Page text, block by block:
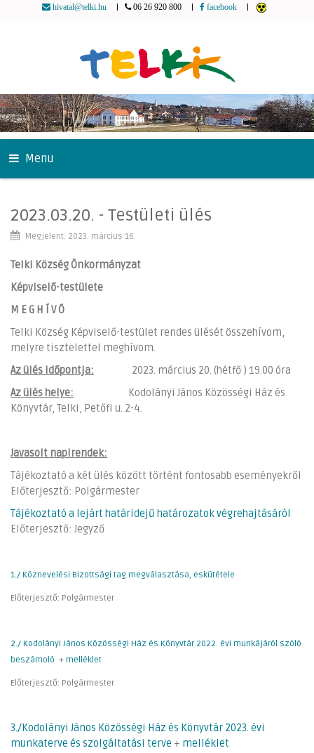
hivatal@telki.hu 06 26 920 800 facebook
Menu
2023.03.20. - Testületi ülés
Megjelent: 2023. március 16.
Telki Község Önkormányzat
Képviselő-testülete
M E G H Í V Ó
Telki Község Képviselő-testület rendes ülését összehívom,
melyre tisztelettel meghívom.
Az ülés időpontja: 2023. március 20. (hétfő ) 19.00 óra
Az ülés helye: Kodolányi János Közösségi Ház és
Könyvtár, Telki, Petőfi u. 2-4.
Javasolt napirendek:
Tájékoztató a két ülés között történt fontosabb eseményekről
Előterjesztő: Polgármester
Tájékoztató a lejárt határidejű határozatok végrehajtásáról
Előterjesztő: Jegyző
1./ Köznevelési Bizottsági tag megválasztása, eskütétele
Előterjesztő: Polgármester
2./ Kodolányi János Közösségi Ház és Könyvtár 2022. évi munkájáról szóló
beszámoló + melléklet
Előterjesztő: Polgármester
3./Kodolányi János Közösségi Ház és Könyvtár 2023. évi
munkaterve és szolgáltatási terve + melléklet